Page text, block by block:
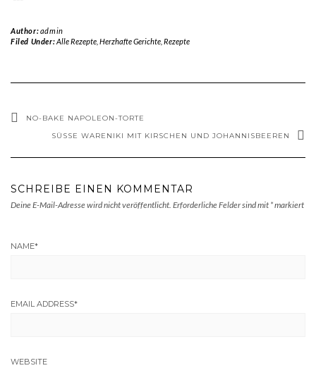
Author:admin
Filed Under:Alle Rezepte, Herzhafte Gerichte, Rezepte
NO-BAKE NAPOLEON-TORTE
SÜSSE WARENIKI MIT KIRSCHEN UND JOHANNISBEEREN
SCHREIBE EINEN KOMMENTAR
Deine E-Mail-Adresse wird nicht veröffentlicht. Erforderliche Felder sind mit *markiert
NAME*
EMAIL ADDRESS*
WEBSITE